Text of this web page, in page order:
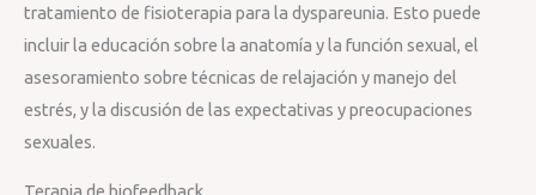
tratamiento de fisioterapia para la dyspareunia. Esto puede
incluir la educación sobre la anatomía y la función sexual, el
asesoramiento sobre técnicas de relajación y manejo del
estrés, y la discusión de las expectativas y preocupaciones
sexuales.